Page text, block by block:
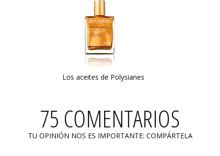
Los aceites de Polysianes
75 COMENTARIOS
TU OPINIÓN NOS ES IMPORTANTE: COMPÁRTELA